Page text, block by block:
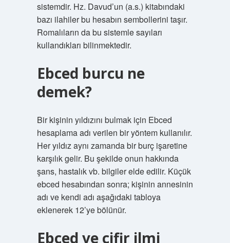
sistemdir. Hz. Davud’un (a.s.) kitabındaki
bazı ilahiler bu hesabın sembollerini taşır.
Romalıların da bu sistemle sayıları
kullandıkları bilinmektedir.
Ebced burcu ne
demek?
Bir kişinin yıldızını bulmak için Ebced
hesaplama adı verilen bir yöntem kullanılır.
Her yıldız aynı zamanda bir burç işaretine
karşılık gelir. Bu şekilde onun hakkında
şans, hastalık vb. bilgiler elde edilir. Küçük
ebced hesabından sonra; kişinin annesinin
adı ve kendi adı aşağıdaki tabloya
eklenerek 12’ye bölünür.
Ebced ve cifir ilmi